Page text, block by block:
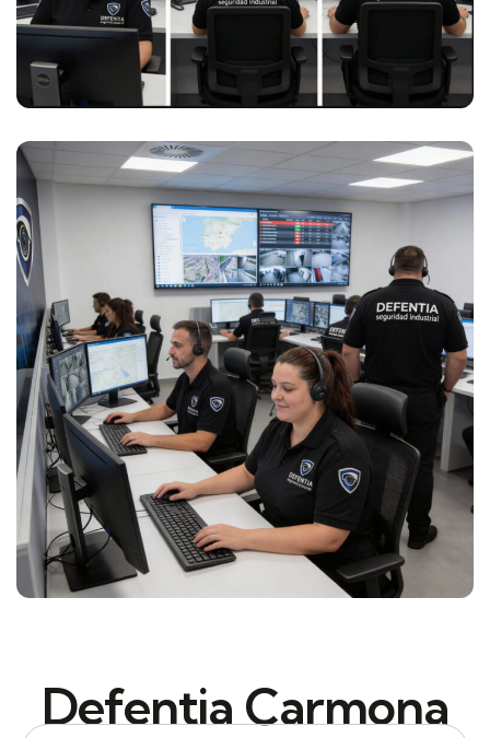
Defentia Carmona